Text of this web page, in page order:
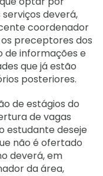
deverá,
coordenador
preceptores dos
de informações e
que já estão
posteriores.
de estágios do
de vagas
estudante deseje
não é ofertado
deverá, em
da área,